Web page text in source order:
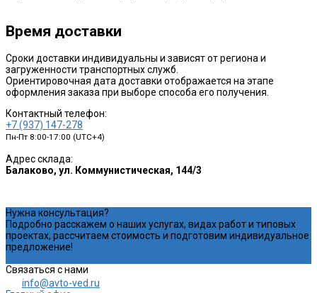
Время доставки
Сроки доставки индивидуальны и зависят от региона и
загруженности транспортных служб.
Ориентировочная дата доставки отображается на этапе
оформления заказа при выборе способа его получения.
Контактный телефон:
+7 (937) 147-278
Пн-Пт 8:00-17:00 (UTC+4)
Адрес склада:
Балаково, ул. Коммунистическая, 144/3
Нужна консультация?
Подробно расскажем о наших услугах, видах работ и типовых
проектах, рассчитаем стоимость и подготовим индивидуальное
предложение!
Связаться с нами
info@avto-ved.ru